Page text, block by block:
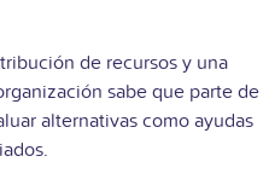
de recursos y una
sabe que parte de
alternativas como ayudas